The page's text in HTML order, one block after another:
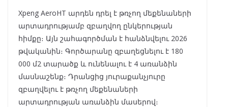
Xpeng AeroHT արդեն դրել է թռչող մեքենաների
արտադրությամբ զբաղվող ընկերության
հիմքը։ Այն շահագործման է հանձնվելու 2026
թվականին։ Գործարանը զբաղեցնելու է 180
000 մ2 տարածք և ունենալու է 4 առանձին
մասնաշենք։ Դրանցից յուրաքանչյուրը
զբաղվելու է թռչող մեքենաների
արտադրության առանձին մասերով։